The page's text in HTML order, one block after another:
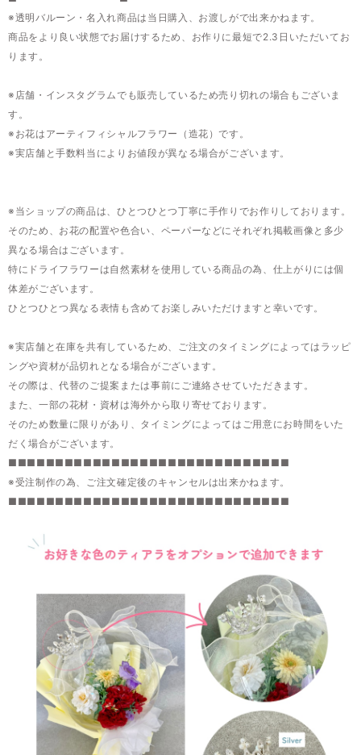
※透明バルーン・名入れ商品は当日購入、お渡しがで出来かねます。
商品をより良い状態でお届けするため、お作りに最短で2.3日いただいてお
ります。
※店舗・インスタグラムでも販売しているため売り切れの場合もございま
す。
※お花はアーティフィシャルフラワー（造花）です。
※実店舗と手数料当によりお値段が異なる場合がございます。
※当ショップの商品は、ひとつひとつ丁寧に手作りでお作りしております。
そのため、お花の配置や色合い、ペーパーなどにそれぞれ掲載画像と多少
異なる場合はございます。
特にドライフラワーは自然素材を使用している商品の為、仕上がりには個
体差がございます。
ひとつひとつ異なる表情も含めてお楽しみいただけますと幸いです。
※実店舗と在庫を共有しているため、ご注文のタイミングによってはラッピ
ングや資材が品切れとなる場合がございます。
その際は、代替のご提案または事前にご連絡させていただきます。
また、一部の花材・資材は海外から取り寄せております。
そのため数量に限りがあり、タイミングによってはご用意にお時間をいた
だく場合がございます。
■■■■■■■■■■■■■■■■■■■■■■■■■■■■■■
※受注制作の為、ご注文確定後のキャンセルは出来かねます。
■■■■■■■■■■■■■■■■■■■■■■■■■■■■■■